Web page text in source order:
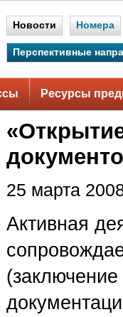
Новости Номера
Перспективные
Ресурсы
25 марта
Активная
(заключение